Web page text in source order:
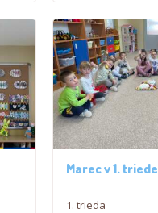
Marec v 1. triede
1. trieda